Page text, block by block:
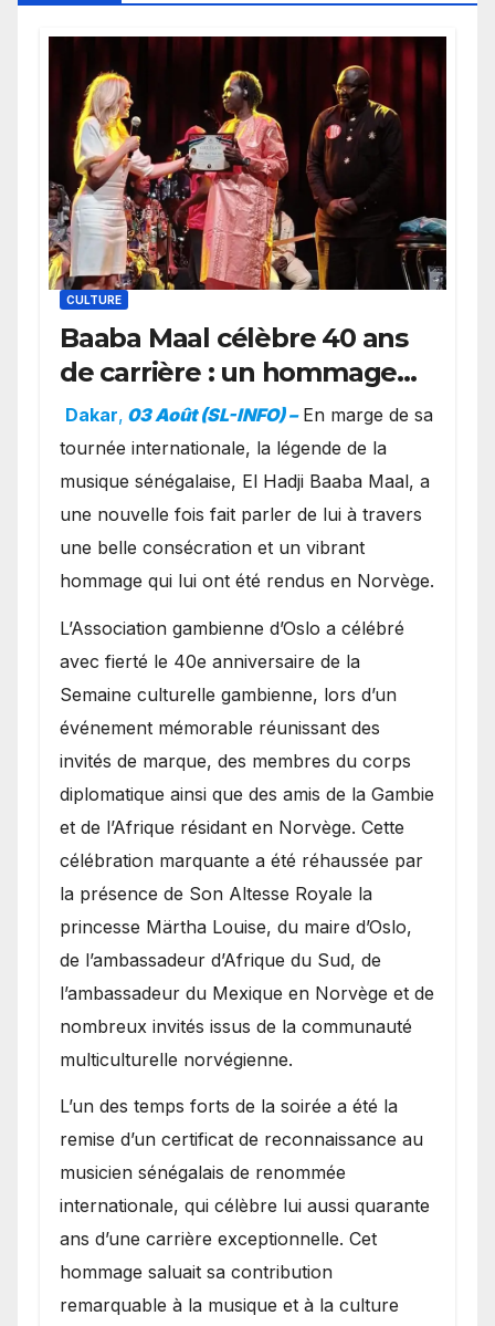
CULTURE
Baaba Maal célèbre 40 ans
de carrière : un hommage
exceptionnel à Oslo en
présence de la famille
royale.
Dakar, 03 Août (SL-INFO) – ​En marge de sa
tournée internationale, la légende de la
musique sénégalaise, El Hadji Baaba Maal, a
une nouvelle fois fait parler de lui à travers
une belle consécration et un vibrant
hommage qui lui ont été rendus en Norvège.
​L’Association gambienne d’Oslo a célébré
avec fierté le 40e anniversaire de la
Semaine culturelle gambienne, lors d’un
événement mémorable réunissant des
invités de marque, des membres du corps
diplomatique ainsi que des amis de la Gambie
et de l’Afrique résidant en Norvège. Cette
célébration marquante a été réhaussée par
la présence de Son Altesse Royale la
princesse Märtha Louise, du maire d’Oslo,
de l’ambassadeur d’Afrique du Sud, de
l’ambassadeur du Mexique en Norvège et de
nombreux invités issus de la communauté
multiculturelle norvégienne.
​L’un des temps forts de la soirée a été la
remise d’un certificat de reconnaissance au
musicien sénégalais de renommée
internationale, qui célèbre lui aussi quarante
ans d’une carrière exceptionnelle. Cet
hommage saluait sa contribution
remarquable à la musique et à la culture